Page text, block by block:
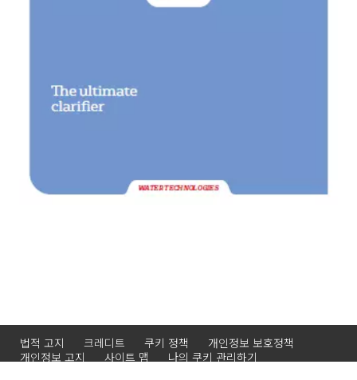
법적 고지 크레디트 쿠키 정책
개인정보 보호정책
개인정보 고지
사이트 맵 나의 쿠키 관리하기